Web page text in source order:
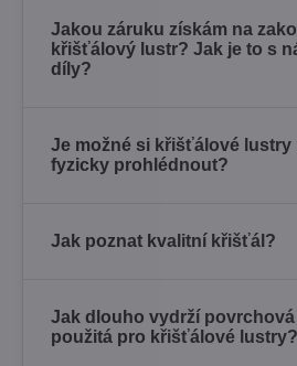
Jakou záruku získám na
křišťálový lustr? Jak je to s
díly?
Je možné si křišťálové lustry
fyzicky prohlédnout?
Jak poznat kvalitní křišťál?
Jak dlouho vydrží
použitá pro křišťálové lustry?